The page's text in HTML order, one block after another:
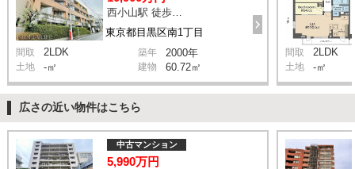
東京都目黒区南1丁目
西小山駅 徒歩12分
間取 2LDK 築年 2000年
土地 -㎡ 建物 60.72㎡
間取 2LDK
土地 -㎡
広さの近い物件はこちら
中古マンション
5,990万円